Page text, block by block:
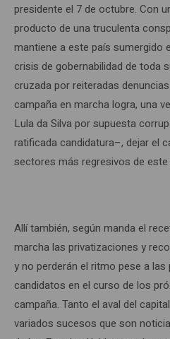
presidente el 7 de octubre. Con
producto de una truculenta
mantiene a este país sumergido
crisis de gobernabilidad de toda
cruzada por reiteradas
campaña en marcha logra, una
Lula da Silva por supuesta
ratificada candidatura–, dejar el
sectores más regresivos de este
Allí también, según manda el
marcha las privatizaciones y
y no perderán el ritmo pese a
candidatos en el curso de los
campaña. Tanto el aval del
variados sucesos que son